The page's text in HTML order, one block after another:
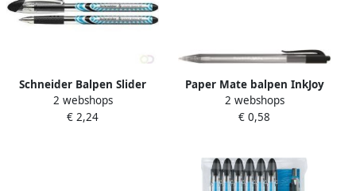
Schneider Balpen Slider
Schrijfbreedte 0 7 Mm
Zwart 10 Stuks
2 webshops
€ 2,24
Paper Mate balpen InkJoy
100 RT zwart doos 80 + 20
gratis
2 webshops
€ 0,58